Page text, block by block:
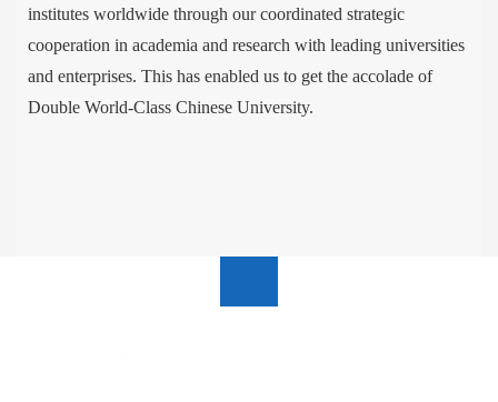
institutes worldwide through our coordinated strategic
cooperation in academia and research with leading universities
and enterprises. This has enabled us to get the accolade of
Double World-Class Chinese University.